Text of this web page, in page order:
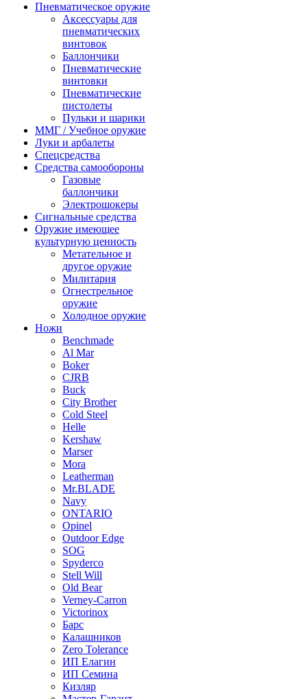
Пневматическое оружие
Аксессуары для
пневматических
винтовок
Баллончики
Пневматические
винтовки
Пневматические
пистолеты
Пульки и шарики
ММГ / Учебное оружие
Луки и арбалеты
Спецсредства
Средства самообороны
Газовые
баллончики
Электрошокеры
Сигнальные средства
Оружие имеющее
культурную ценность
Метательное и
другое оружие
Милитария
Огнестрельное
оружие
Холодное оружие
Ножи
Benchmade
Al Mar
Boker
CJRB
Buck
City Brother
Cold Steel
Helle
Kershaw
Marser
Mora
Leatherman
Mr.BLADE
Navy
ONTARIO
Opinel
Outdoor Edge
SOG
Spyderco
Stell Will
Old Bear
Verney-Carron
Victorinox
Барс
Калашников
Zero Tolerance
ИП Елагин
ИП Семина
Кизляр